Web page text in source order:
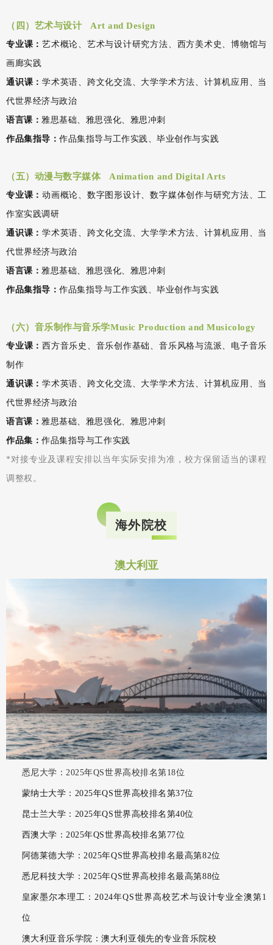
（四）艺术与设计 Art and Design
专业课：艺术概论、艺术与设计研究方法、西方美术史、博物馆与
画廊实践
通识课：学术英语、跨文化交流、大学学术方法、计算机应用、当
代世界经济与政治
语言课： 雅思基础、雅思强化、雅思冲刺
作品集指导：作品集指导与工作实践、毕业创作与实践
（五）动漫与数字媒体 Animation and Digital Arts
专业课：动画概论、数字图形设计、数字媒体创作与研究方法、工
作室实践调研
通识课：学术英语、跨文化交流、大学学术方法、计算机应用、当
代世界经济与政治
语言课： 雅思基础、雅思强化、雅思冲刺
作品集指导：作品集指导与工作实践、毕业创作与实践
（六）音乐制作与音乐学Music Production and Musicology
专业课：西方音乐史、音乐创作基础、音乐风格与流派、电子音乐
制作
通识课：学术英语、跨文化交流、大学学术方法、计算机应用、当
代世界经济与政治
语言课： 雅思基础、雅思强化、雅思冲刺
作品集：作品集指导与工作实践
* 对接专业及课程安排以当年实际安排为准，校方保留适当的课程
调整权。
海外院校
澳大利亚
悉尼大学：2025年QS世界高校排名第18位
蒙纳士大学：2025年QS世界高校排名第37位
昆士兰大学：2025年QS世界高校排名第40位
西澳大学：2025年QS世界高校排名第77位
阿德莱德大学：2025年QS世界高校排名最高第82位
悉尼科技大学：2025年QS世界高校排名最高第88位
皇家墨尔本理工：2024年QS世界高校艺术与设计专业全澳第1
位
澳大利亚音乐学院：澳大利亚领先的专业音乐院校